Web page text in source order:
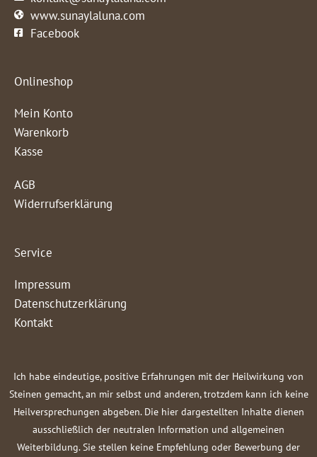
www.sunaylaluna.com
Facebook
Onlineshop
Mein Konto
Warenkorb
Kasse
AGB
Widerrufserklärung
Service
Impressum
Datenschutzerklärung
Kontakt
Ich habe eindeutige, positive Erfahrungen mit der Heilwirkung von
Steinen gemacht, an mir selbst und anderen, trotzdem kann ich keine
Heilversprechungen abgeben. Die hier dargestellten Inhalte dienen
ausschließlich der neutralen Information und allgemeinen
Weiterbildung. Sie stellen keine Empfehlung oder Bewerbung der